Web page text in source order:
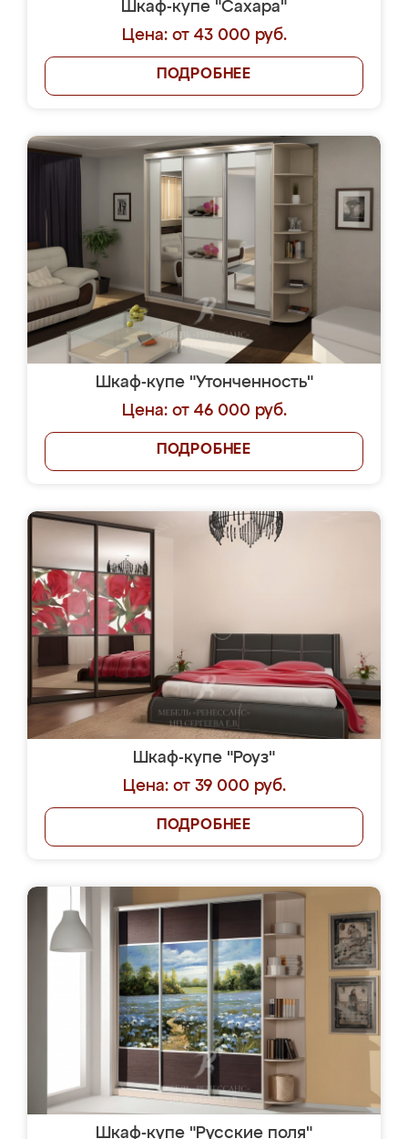
Шкаф-купе "Сахара"
Цена: от 43 000 руб.
ПОДРОБНЕЕ
Шкаф-купе "Утонченность"
Цена: от 46 000 руб.
ПОДРОБНЕЕ
Шкаф-купе "Роуз"
Цена: от 39 000 руб.
ПОДРОБНЕЕ
Шкаф-купе "Русские поля"